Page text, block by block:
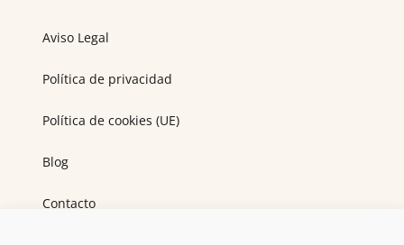
Aviso Legal
Política de privacidad
Política de cookies (UE)
Blog
Contacto